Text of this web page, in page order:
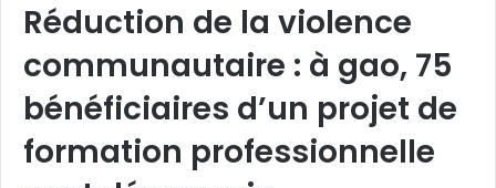
Réduction de la violence
communautaire : à gao, 75
bénéficiaires d’un projet de
formation professionnelle